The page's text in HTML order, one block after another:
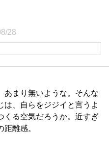
28
あまり無いような。そんな
は、自らをジジイと言うよ
くる空気だろうか。近すぎ
離感。